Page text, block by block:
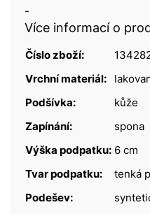
-
Více informací o
Číslo zboží:
Vrchní materiál:
Podšívka:
kůže
Zapínání:
spona
Výška podpatku: 6 cm
Tvar podpatku:
tenká
Podešev: